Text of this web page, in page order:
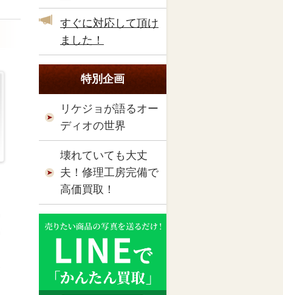
すぐに対応して頂け
ました！
特別企画
リケジョが語るオー
ディオの世界
壊れていても大丈
夫！修理工房完備で
高価買取！